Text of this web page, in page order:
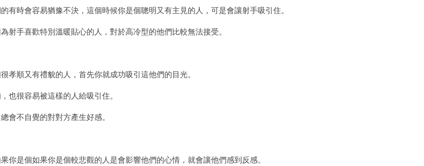
有時會容易猶豫不決，這個時候你是個聰明又有主見的人，可是會讓射手吸引住。
射手喜歡特別溫暖貼心的人，對於高冷型的他們比較無法接受。
孝順又有禮貌的人，首先你就成功吸引這他們的目光。
也很容易被這樣的人給吸引住。
會不自覺的對對方產生好感。
你是個如果你是個較悲觀的人是會影響他們的心情，就會讓他們感到反感。